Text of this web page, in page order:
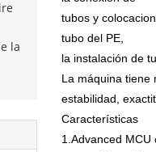
la
tubos y
tubo del PE,
la instalación de
La máquina tiene
estabilidad,
Características
1.Advanced